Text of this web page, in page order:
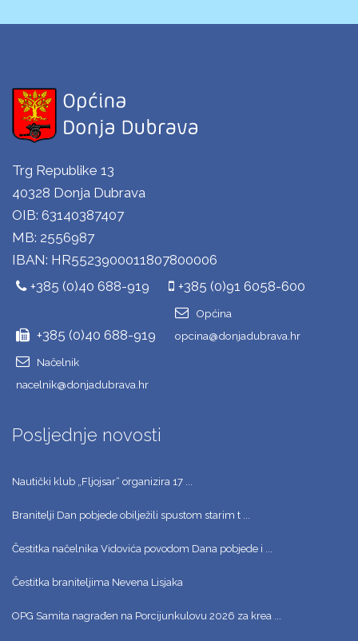
Trg Republike 13
40328 Donja Dubrava
OIB: 63140387407
MB: 2556987
IBAN: HR5523900011807800006
+385 (0)40 688-919
+385 (0)91 6058-600
+385 (0)40 688-919
Općina
opcina@donjadubrava.hr
Načelnik
nacelnik@donjadubrava.hr
Posljednje novosti
Nautički klub „Fljojsar“ organizira 17 ...
Branitelji Dan pobjede obilježili spustom starim t ...
Čestitka načelnika Vidovića povodom Dana pobjede i ...
Čestitka braniteljima Nevena Lisjaka
OPG Samita nagrađen na Porcijunkulovu 2026 za krea ...